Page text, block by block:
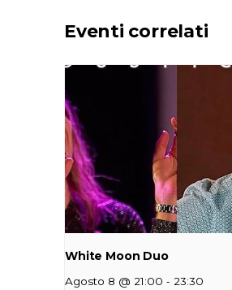
Eventi correlati
White Moon Duo
Agosto 8 @ 21:00 - 23:30